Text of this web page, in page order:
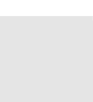
ATLÉTICO